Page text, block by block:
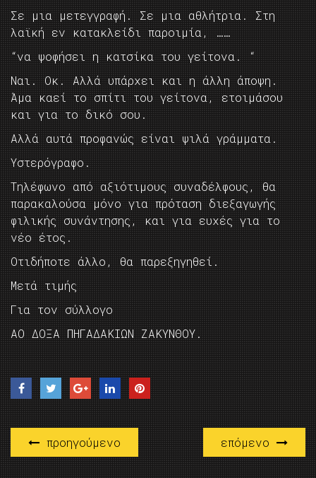
Σε μια μετεγγραφή. Σε μια αθλήτρια. Στη
λαϊκή εν κατακλείδι παροιμία, ……
“να ψοφήσει η κατσίκα του γείτονα. “
Ναι. Οκ. Αλλά υπάρχει και η άλλη άποψη.
Άμα καεί το σπίτι του γείτονα, ετοιμάσου
και για το δικό σου.
Αλλά αυτά προφανώς είναι ψιλά γράμματα.
Υστερόγραφο.
Τηλέφωνο από αξιότιμους συναδέλφους, θα
παρακαλούσα μόνο για πρόταση διεξαγωγής
φιλικής συνάντησης, και για ευχές για το
νέο έτος.
Οτιδήποτε άλλο, θα παρεξηγηθεί.
Μετά τιμής
Για τον σύλλογο
ΑΟ ΔΟΞΑ ΠΗΓΑΔΑΚΙΩΝ ΖΑΚΥΝΘΟΥ.
προηγούμενο επόμενο